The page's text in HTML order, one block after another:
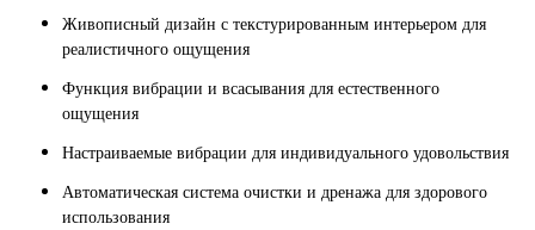
Живописный дизайн с текстурированным интерьером для
реалистичного ощущения
Функция вибрации и всасывания для естественного
ощущения
Настраиваемые вибрации для индивидуального удовольствия
Автоматическая система очистки и дренажа для здорового
использования